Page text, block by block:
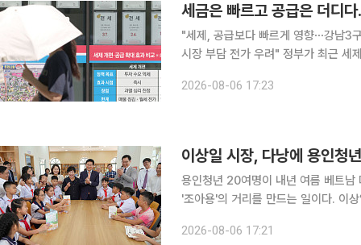
세금은 빠르고 공급은 더디
"세제, 공급보다 빠르게 영향⋯강남3
시장 부담 전가 우려" 정부가 최근 세제 개편안을 내놓으면서 집값 안정 효과를 둘러싼 논쟁이 이어
과가 나타나기까지 상당한 시간이 걸
2026-08-06 17:23
이상일 시장, 다낭에 용인청
용인청년 20여명이 내년 여름 베트남
'조아용'의 거리를 만드는 일이다. 이상
안 꽝푸구 당서기, 후인응옥바 인민위
2026-08-06 17:21